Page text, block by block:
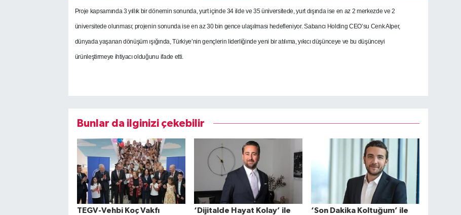
Proje kapsamında 3 yıllık bir dönemin sonunda, yurt içinde 34 ilde ve 35 üniversitede, yurt dışında ise en az 2 merkezde ve 2
üniversitede olunması; projenin sonunda ise en az 30 bin gence ulaşılması hedefleniyor.Sabancı Holding CEO’su Cenk Alper,
dünyada yaşanan dönüşüm ışığında, Türkiye’nin gençlerin liderliğinde yeni bir atılıma, yıkıcı düşünceye ve bu düşünceyi
ürünleştirmeye ihtiyacı olduğunu ifade etti.
Bunlar da ilginizi çekebilir
TEGV-Vehbi Koç Vakfı
‘Dijitalde Hayat Kolay’ ile
‘Son Dakika Koltuğum’ ile